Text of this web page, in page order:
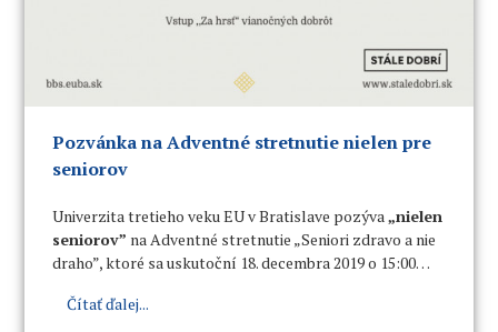
Pozvánka na Adventné stretnutie nielen pre
seniorov
Univerzita tretieho veku EU v Bratislave pozýva„nielen
seniorov” na Adventné stretnutie „Seniori zdravo a nie
draho”, ktoré sa uskutoční 18. decembra 2019 o 15:00
Čítať ďalej...